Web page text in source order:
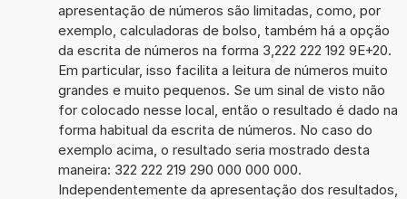
apresentação de números são limitadas, como, por
exemplo, calculadoras de bolso, também há a opção
da escrita de números na forma 3,222 222 192 9E+20.
Em particular, isso facilita a leitura de números muito
grandes e muito pequenos. Se um sinal de visto não
for colocado nesse local, então o resultado é dado na
forma habitual da escrita de números. No caso do
exemplo acima, o resultado seria mostrado desta
maneira: 322 222 219 290 000 000 000.
Independentemente da apresentação dos resultados,